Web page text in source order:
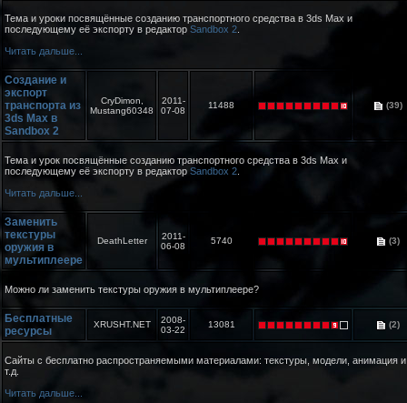
Тема и уроки посвящённые созданию транспортного средства в 3ds Max и
последующему её экспорту в редактор Sandbox 2
Читать дальше...
Создание и
экспорт
транспорта из
3ds Max в
Sandbox 2
CryDimon,
Mustang60348
2011-
07-08
11488 (39)
Тема и урок посвящённые созданию транспортного средства в 3ds Max и
последующему её экспорту в редактор Sandbox 2
Читать дальше...
Заменить
текстуры
оружия в
мультиплеере
DeathLetter
2011-
06-08
5740 (3)
Можно ли заменить текстуры оружия в мультиплеере?
Бесплатные
ресурсы
XRUSHT.NET
2008-
03-22
13081 (2)
Сайты с бесплатно распространяемыми материалами: текстуры, модели, анимация и
т.д.
Читать дальше...